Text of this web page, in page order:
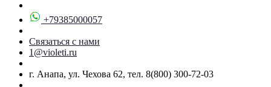
+79385000057
Связаться с нами
1@violeti.ru
г. Анапа, ул. Чехова 62, тел. 8(800) 300-72-03